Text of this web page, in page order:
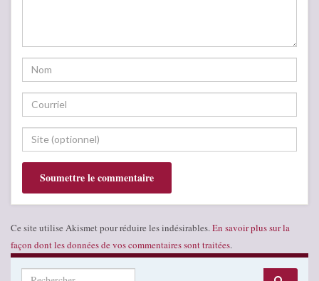
Ce site utilise Akismet pour réduire les indésirables. En savoir plus sur la
façon dont les données de vos commentaires sont traitées.
Search for: